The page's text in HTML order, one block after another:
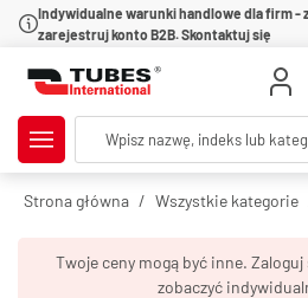
Indywidualne warunki handlowe dla firm -
zarejestruj konto B2B. Skontaktuj się
Strona główna Wszystkie kategorie
Twoje ceny mogą być inne. Zaloguj
zobaczyć